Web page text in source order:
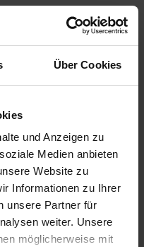
Über Cookies
und Anzeigen zu
Medien anbieten
Website zu
Informationen zu Ihrer
unsere Partner für
weiter. Unsere
möglicherweise mit